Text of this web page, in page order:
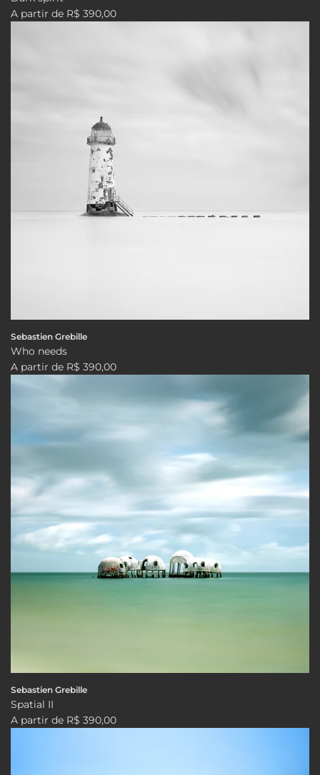
A partir de R$ 390,00
Sebastien Grebille
Who needs
A partir de R$ 390,00
Sebastien Grebille
Spatial II
A partir de R$ 390,00